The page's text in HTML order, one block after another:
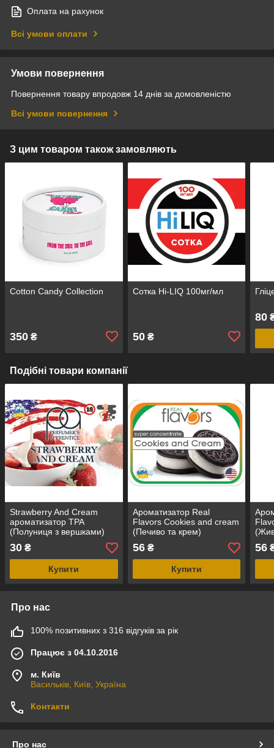
Оплата на рахунок
Всі умови оплати
Умови повернення
Повернення товару впродовж 14 днів за домовленістю
Всі умови повернення
З цим товаром також замовляють
Cotton Candy Collection
350 ₴
Сотка Hi-LIQ 100мг/мл
50₴
80
Подібні товари компанії
Strawberry And Cream
ароматизатор TPA
(Полуниця з вершками)
30 ₴
Купити
Ароматизатор Real
Flavors Cookies and cream
(Печиво та крем)
56₴
Купити
56
Про нас
100% позитивних з 316 відгуків за рік
Працює з 04.10.2016
м. Київ
Васильків, Київ, Україна
Контакти
Про нас